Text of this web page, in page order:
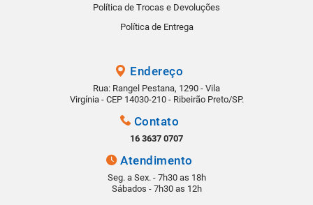
Política de Trocas e Devoluções
Política de Entrega
Endereço
Rua: Rangel Pestana, 1290 - Vila
Virgínia - CEP 14030-210 - Ribeirão Preto/SP.
Contato
16 3637 0707
Atendimento
Seg. a Sex. - 7h30 as 18h
Sábados - 7h30 as 12h